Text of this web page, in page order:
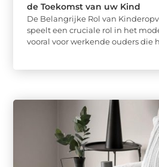
de Toekomst van uw Kind
De Belangrijke Rol van
speelt een cruciale rol in het
vooral voor werkende ouders die